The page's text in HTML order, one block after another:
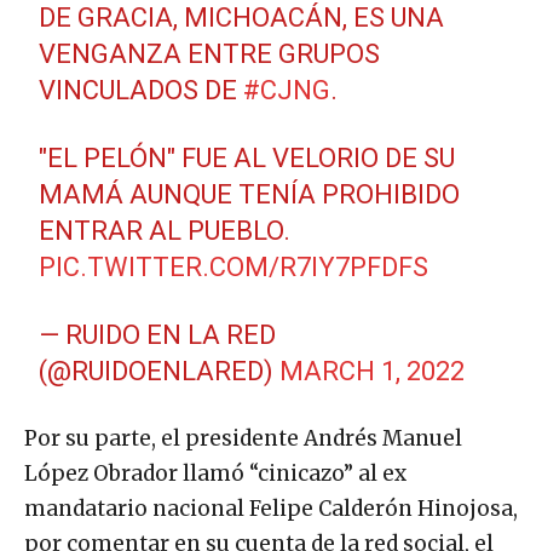
DE GRACIA, MICHOACÁN, ES UNA
VENGANZA ENTRE GRUPOS
VINCULADOS DE #CJNG.
"EL PELÓN" FUE AL VELORIO DE SU
MAMÁ AUNQUE TENÍA PROHIBIDO
ENTRAR AL PUEBLO.
PIC.TWITTER.COM/R7IY7PFDFS
— RUIDO EN LA RED
(@RUIDOENLARED) MARCH 1, 2022
Por su parte, el presidente Andrés Manuel
López Obrador llamó “cinicazo” al ex
mandatario nacional Felipe Calderón Hinojosa,
por comentar en su cuenta de la red social, el